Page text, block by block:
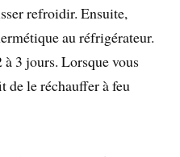
refroidir. Ensuite,
au réfrigérateur.
à 3 jours. Lorsque vous
de le réchauffer à feu